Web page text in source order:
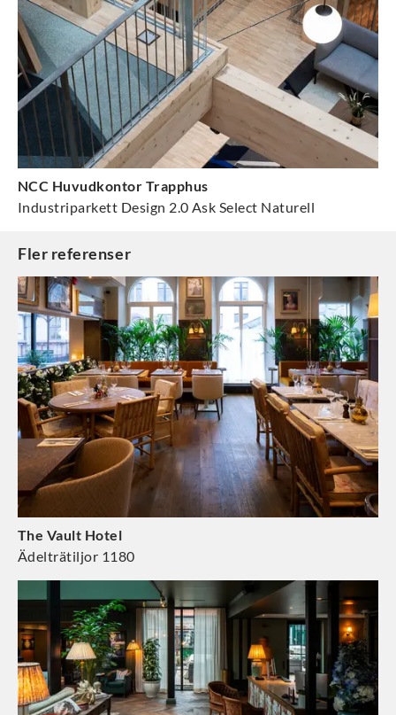
NCC Huvudkontor Trapphus
Industriparkett Design 2.0 Ask Select Naturell
Fler referenser
The Vault Hotel
Ädelträtiljor 1180